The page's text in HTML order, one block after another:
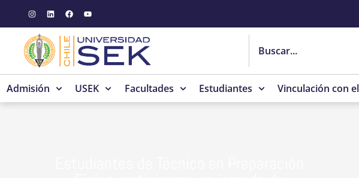
Admisión USEK Facultades Estudiantes Vinculación con